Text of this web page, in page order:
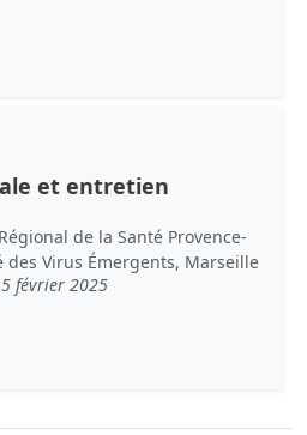
et entretien
de la Santé Provence-
des Virus Émergents, Marseille
février 2025